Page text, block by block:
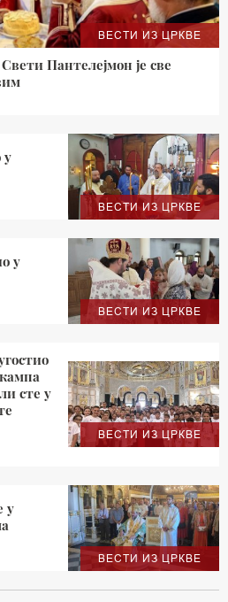
ВЕСТИ ИЗ ЦРКВЕ
Пантелејмон је све
ВЕСТИ ИЗ ЦРКВЕ
у
ВЕСТИ ИЗ ЦРКВЕ
у
ВЕСТИ ИЗ ЦРКВЕ
сте у
ВЕСТИ ИЗ ЦРКВЕ
у